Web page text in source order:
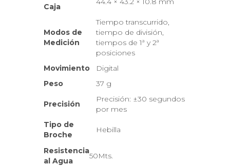
Caja
Modos de
Medición
Tiempo transcurrido,
tiempo de división,
tiempos de 1ª y 2ª
posiciones
Movimiento
Digital
Peso
37 g
Precisión
Precisión: ±30 segundos
por mes
Tipo de
Broche
Hebilla
Resistencia
al Agua
50Mts.